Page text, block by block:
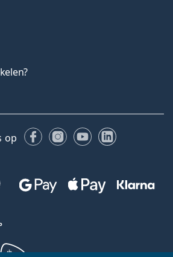
op FacebookInstagram
YouTubeLinkedIn